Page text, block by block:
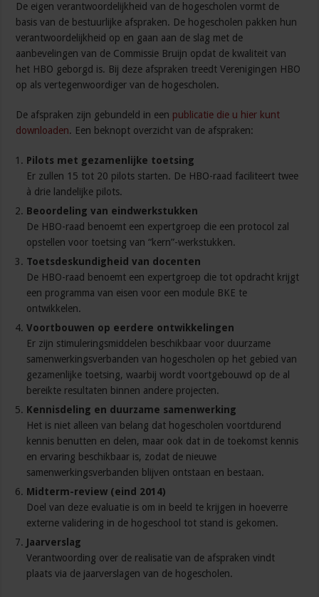
De eigen verantwoordelijkheid van de hogescholen vormt de
basis van de bestuurlijke afspraken. De hogescholen pakken hun
verantwoordelijkheid op en gaan aan de slag met de
aanbevelingen van de Commissie Bruijn opdat de kwaliteit van
het HBO geborgd is. Bij deze afspraken treedt Verenigingen HBO
op als vertegenwoordiger van de hogescholen.
De afspraken zijn gebundeld in een publicatie die u hier kunt
downloaden. Een beknopt overzicht van de afspraken:
Pilots met gezamenlijke toetsing
Er zullen 15 tot 20 pilots starten. De HBO-raad faciliteert twee
à drie landelijke pilots.
Beoordeling van eindwerkstukken
De HBO-raad benoemt een expertgroep die een protocol zal
opstellen voor toetsing van “kern”-werkstukken.
Toetsdeskundigheid van docenten
De HBO-raad benoemt een expertgroep die tot opdracht krijgt
een programma van eisen voor een module BKE te
ontwikkelen.
Voortbouwen op eerdere ontwikkelingen
Er zijn stimuleringsmiddelen beschikbaar voor duurzame
samenwerkingsverbanden van hogescholen op het gebied van
gezamenlijke toetsing, waarbij wordt voortgebouwd op de al
bereikte resultaten binnen andere projecten.
Kennisdeling en duurzame samenwerking
Het is niet alleen van belang dat hogescholen voortdurend
kennis benutten en delen, maar ook dat in de toekomst kennis
en ervaring beschikbaar is, zodat de nieuwe
samenwerkingsverbanden blijven ontstaan en bestaan.
Midterm-review (eind 2014)
Doel van deze evaluatie is om in beeld te krijgen in hoeverre
externe validering in de hogeschool tot stand is gekomen.
Jaarverslag
Verantwoording over de realisatie van de afspraken vindt
plaats via de jaarverslagen van de hogescholen.